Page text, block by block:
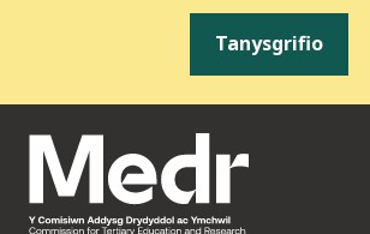
Tanysgrifio